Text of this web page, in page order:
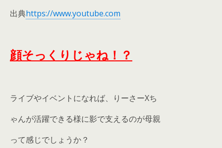
出典https://www.youtube.com
顔そっくりじゃね！？
ライブやイベントになれば、りーさーXち
ゃんが活躍できる様に影で支えるのが母親
って感じでしょうか？